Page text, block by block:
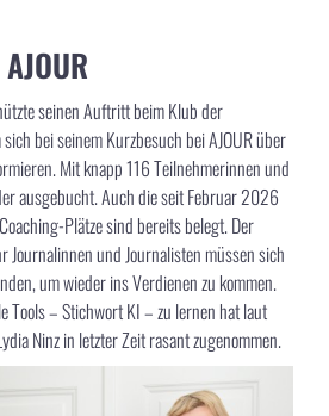
seinen Auftritt beim Klub der
bei seinem Kurzbesuch bei AJOUR über
Mit knapp 116 Teilnehmerinnen und
ausgebucht. Auch die seit Februar 2026
Plätze sind bereits belegt. Der
Journalinnen und Journalisten müssen sich
um wieder ins Verdienen zu kommen.
Tools – Stichwort KI – zu lernen hat laut
Ninz in letzter Zeit rasant zugenommen.